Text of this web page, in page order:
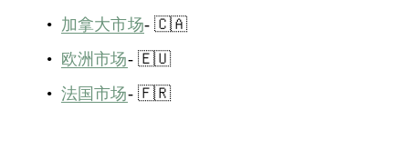
加拿大市场- 🇨🇦
欧洲市场- 🇪🇺
法国市场- 🇫🇷